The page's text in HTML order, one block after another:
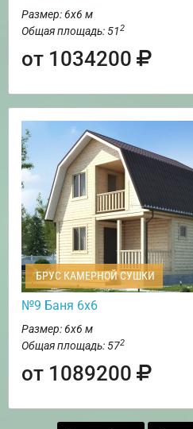
Размер: 6х6 м
Общая площадь: 512
от 1034200
БРУС КАМЕРНОЙ СУШКИ
№9 Баня 6х6
Размер: 6х6 м
Общая площадь: 572
от 1089200